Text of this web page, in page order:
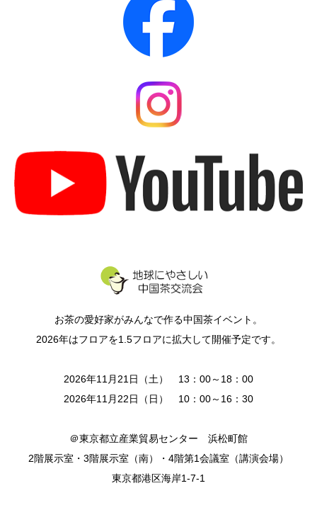
お茶の愛好家がみんなで作る中国茶イベント。
2026年はフロアを1.5フロアに拡大して開催予定です。
2026年11月21日（土） 13：00～18：00
2026年11月22日（日） 10：00～16：30
＠東京都立産業貿易センター 浜松町館
2階展示室・3階展示室（南）・4階第1会議室（講演会場）
東京都港区海岸1-7-1